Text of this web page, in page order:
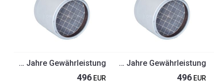
DPF, Partikelfilter, Rußpartikelfilter passend für Mercedes MP4 Euro 6 0014908392, 0014908492, 0014908592, 0014908692, 0014909392, 2 Jahre Gewährleistung
496 EUR
DPF, Partikelfilter, Rußpartikelfilter passend für Mercedes MP4 Euro 6 0024903892, 0014907492, 0014903192, 0014904792, 0014905192, 2 Jahre Gewährleistung
496 EUR